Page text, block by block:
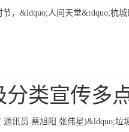
，&ldquo;人间天堂&rdquo;杭
类宣传多
通讯员 蔡旭阳 张伟星)&ldquo;